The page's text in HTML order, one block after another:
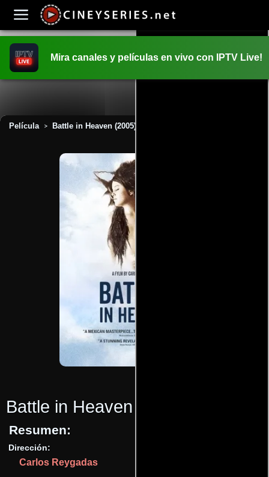
Mira canales y películas en vivo con IPTV Live!
Película > Battle in Heaven (2005)
Battle in Heaven
Resumen:
Dirección:
Carlos Reygadas